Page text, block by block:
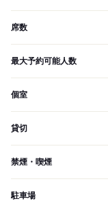
席数
最大予約可能人数
個室
貸切
禁煙・喫煙
駐車場